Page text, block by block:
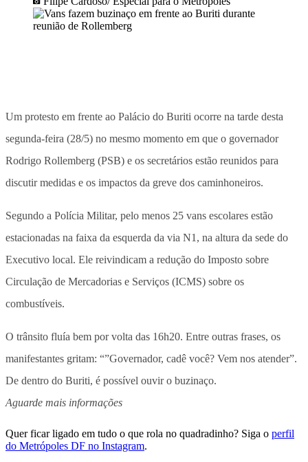
Um protesto em frente ao Palácio do Buriti ocorre na tarde desta
segunda-feira (28/5) no mesmo momento em que o governador
Rodrigo Rollemberg (PSB) e os secretários estão reunidos para
discutir medidas e os impactos da greve dos caminhoneiros.
Segundo a Polícia Militar, pelo menos 25 vans escolares estão
estacionadas na faixa da esquerda da via N1, na altura da sede do
Executivo local. Ele reivindicam a redução do Imposto sobre
Circulação de Mercadorias e Serviços (ICMS) sobre os
combustíveis.
O trânsito fluía bem por volta das 16h20. Entre outras frases, os
manifestantes gritam: “”Governador, cadê você? Vem nos atender”.
De dentro do Buriti, é possível ouvir o buzinaço.
Aguarde mais informações
Quer ficar ligado em tudo o que rola no quadradinho? Siga o perfil
do Metrópoles DF no Instagram.